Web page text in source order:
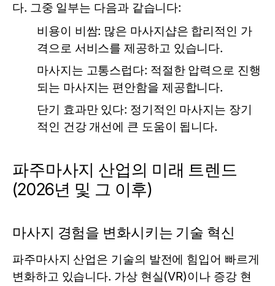
다. 그중 일부는 다음과 같습니다:
비용이 비쌈: 많은 마사지샵은 합리적인 가
격으로 서비스를 제공하고 있습니다.
마사지는 고통스럽다: 적절한 압력으로 진행
되는 마사지는 편안함을 제공합니다.
단기 효과만 있다: 정기적인 마사지는 장기
적인 건강 개선에 큰 도움이 됩니다.
파주마사지 산업의 미래 트렌드
(2026년 및 그 이후)
마사지 경험을 변화시키는 기술 혁신
파주마사지 산업은 기술의 발전에 힘입어 빠르게
변화하고 있습니다. 가상 현실(VR)이나 증강 현